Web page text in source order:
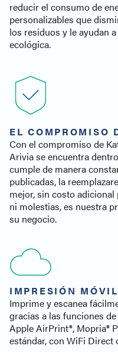
reducir el consumo de
personalizables que
los residuos y le ayudan
ecológica.
EL COMPROMISO
Con el compromiso de
Arivia se encuentra
cumple de manera
publicadas, la
mejor, sin costo
ni molestias, es nuestra
su negocio.
IMPRESIÓN
Imprime y escanea
gracias a las funciones
Apple AirPrint®, Mopria®
estándar, con WiFi Direct